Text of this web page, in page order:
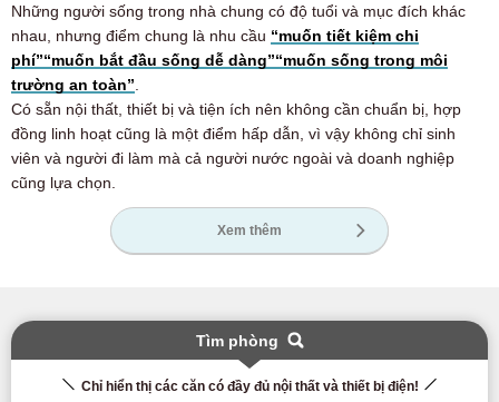
Những người sống trong nhà chung có độ tuổi và mục đích khác
nhau, nhưng điểm chung là nhu cầu “muốn tiết kiệm chi
phí”“muốn bắt đầu sống dễ dàng”“muốn sống trong môi
trường an toàn”
Có sẵn nội thất, thiết bị và tiện ích nên không cần chuẩn bị, hợp
đồng linh hoạt cũng là một điểm hấp dẫn, vì vậy không chỉ sinh
viên và người đi làm mà cả người nước ngoài và doanh nghiệp
cũng lựa chọn.
Xem thêm
Tìm phòng
Chỉ hiển thị các căn có đầy đủ nội thất và thiết bị điện!